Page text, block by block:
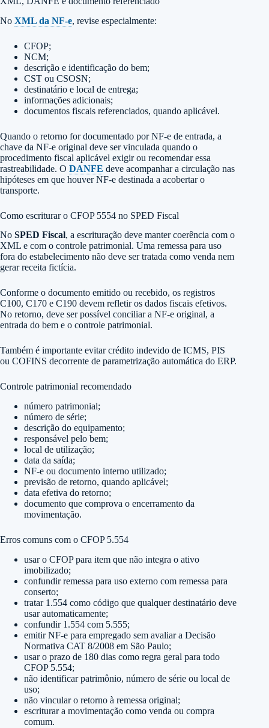
No XML da NF-e, revise especialmente:
CFOP;
NCM;
descrição e identificação do bem;
CST ou CSOSN;
destinatário e local de entrega;
informações adicionais;
documentos fiscais referenciados, quando aplicável.
Quando o retorno for documentado por NF-e de entrada, a
chave da NF-e original deve ser vinculada quando o
procedimento fiscal aplicável exigir ou recomendar essa
rastreabilidade. O DANFE deve acompanhar a circulação nas
hipóteses em que houver NF-e destinada a acobertar o
transporte.
Como escriturar o CFOP 5554 no SPED Fiscal
No SPED Fiscal, a escrituração deve manter coerência com o
XML e com o controle patrimonial. Uma remessa para uso
fora do estabelecimento não deve ser tratada como venda nem
gerar receita fictícia.
Conforme o documento emitido ou recebido, os registros
C100, C170 e C190 devem refletir os dados fiscais efetivos.
No retorno, deve ser possível conciliar a NF-e original, a
entrada do bem e o controle patrimonial.
Também é importante evitar crédito indevido de ICMS, PIS
ou COFINS decorrente de parametrização automática do ERP.
Controle patrimonial recomendado
número patrimonial;
número de série;
descrição do equipamento;
responsável pelo bem;
local de utilização;
data da saída;
NF-e ou documento interno utilizado;
previsão de retorno, quando aplicável;
data efetiva do retorno;
documento que comprova o encerramento da
movimentação.
Erros comuns com o CFOP 5.554
usar o CFOP para item que não integra o ativo
imobilizado;
confundir remessa para uso externo com remessa para
conserto;
tratar 1.554 como código que qualquer destinatário deve
usar automaticamente;
confundir 1.554 com 5.555;
emitir NF-e para empregado sem avaliar a Decisão
Normativa CAT 8/2008 em São Paulo;
usar o prazo de 180 dias como regra geral para todo
CFOP 5.554;
não identificar patrimônio, número de série ou local de
uso;
não vincular o retorno à remessa original;
escriturar a movimentação como venda ou compra
comum.